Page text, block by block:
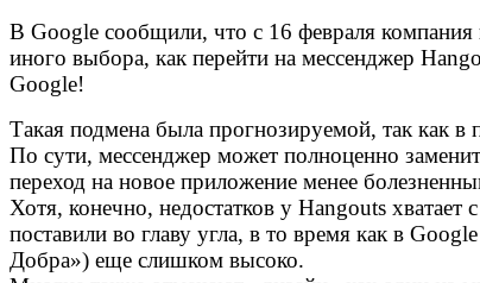
В Google сообщили, что с 16 февраля компания
иного выбора, как перейти на мессенджер
Google!
Такая подмена была прогнозируемой, так как в
По сути, мессенджер может полноценно
переход на новое приложение менее
Хотя, конечно, недостатков у Hangouts
поставили во главу угла, в то время как в
Добра») еще слишком высоко.